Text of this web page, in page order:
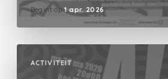
Begint op 1 apr. 2026
ACTIVITEIT